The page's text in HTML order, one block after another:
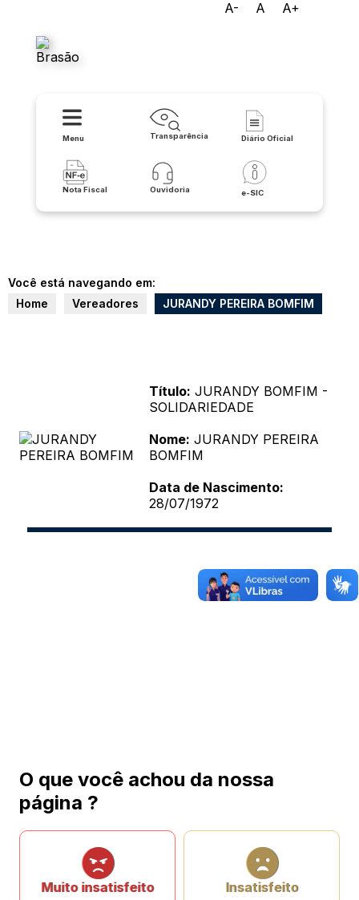
A- A A+
Menu Transparência Diário Oficial
Nota Fiscal Ouvidoria e-SIC
Você está navegando em:
Home
Vereadores JURANDY PEREIRA BOMFIM
Título: JURANDY BOMFIM -
SOLIDARIEDADE
Nome: JURANDY PEREIRA
BOMFIM
Data de Nascimento:
28/07/1972
O que você achou da nossa
página ?
Muito insatisfeito Insatisfeito